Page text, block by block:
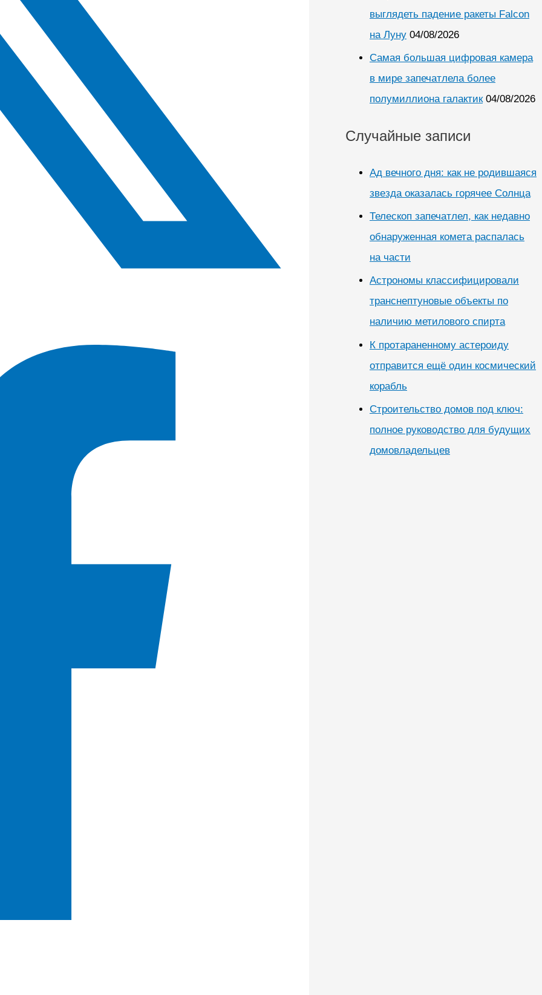
выглядеть падение ракеты Falcon
на Луну 04/08/2026
Самая большая цифровая камера
в мире запечатлела более
полумиллиона галактик 04/08/2026
Случайные записи
Ад вечного дня: как не родившаяся
звезда оказалась горячее Солнца
Телескоп запечатлел, как недавно
обнаруженная комета распалась
на части
Астрономы классифицировали
транснептуновые объекты по
наличию метилового спирта
К протараненному астероиду
отправится ещё один космический
корабль
Строительство домов под ключ:
полное руководство для будущих
домовладельцев